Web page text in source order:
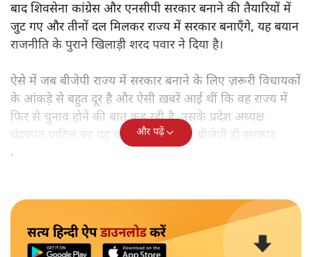
बाद शिवसेना कांग्रेस और एनसीपी सरकार बनाने की तैयारियों में
जुट गए और तीनों दल मिलकर राज्य में सरकार बनाएँगे, यह बयान
राजनीति के पुराने खिलाड़ी शरद पवार ने दिया है।
ऐसे में जब बीजेपी राज्य में सरकार बनाने के लिए ज़रूरी विधायकों
के आंकड़े से बहुत दूर है और ऐसी ख़बरें आई थीं कि वह राज्य में
फिर से चुनाव होने की बात कह रही है, उसके प्रदेश अध्यक्ष
चंद्रकात पाटिल का यह कहना कि राज्य में बीजेपी ही सरकार
बनाएगी, किसी के गले नहीं उतर रहा है।
और पढ़ें
सत्य हिन्दी ऐपडाउनलोडकरें